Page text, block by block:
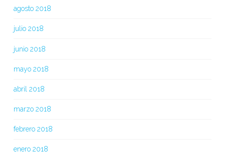
agosto 2018
julio 2018
junio 2018
mayo 2018
abril 2018
marzo 2018
febrero 2018
enero 2018